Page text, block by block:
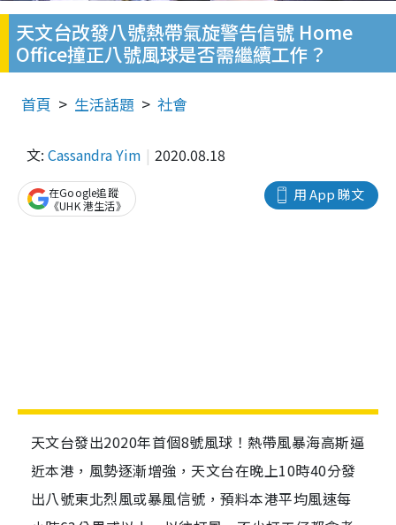
天文台改發八號熱帶氣旋警告信號 Home
Office撞正八號風球是否需繼續工作？
首頁 生活話題 社會
文: Cassandra Yim 2020.08.18
用 App 睇文
在Google追蹤
《UHK 港生活》
天文台發出2020年首個8號風球！熱帶風暴海高斯逼
近本港，風勢逐漸增強，天文台在晚上10時40分發
出八號東北烈風或暴風信號，預料本港平均風速每